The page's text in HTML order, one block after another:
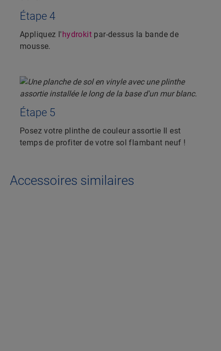
Étape 4
Appliquez l' hydrokit par-dessus la bande de
mousse.
Étape 5
Posez votre plinthe de couleur assortie Il est
temps de profiter de votre sol flambant neuf !
Accessoires similaires